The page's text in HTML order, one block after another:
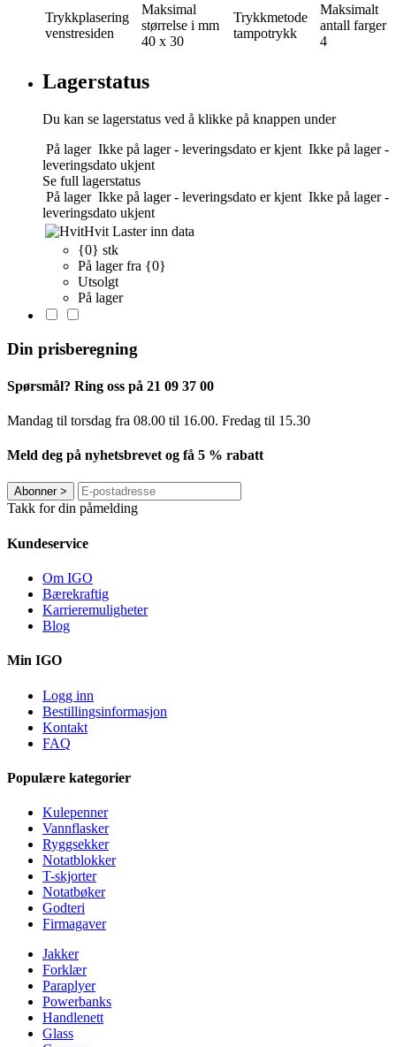
Trykkplasering
venstresiden
Maksimal
størrelse i mm
40 x 30
Trykkmetode
tampotrykk
Maksimalt
antall farger
4
Lagerstatus
Du kan se lagerstatus ved å klikke på knappen under
På lager Ikke på lager - leveringsdato er kjent Ikke på lager -
leveringsdato ukjent
Se full lagerstatus
På lager Ikke på lager - leveringsdato er kjent Ikke på lager -
leveringsdato ukjent
Hvit Laster inn data
{0} stk
På lager fra {0}
Utsolgt
På lager
Din prisberegning
Spørsmål? Ring oss på 21 09 37 00
Mandag til torsdag ​​fra 08.00 til 16.00. Fredag til 15.30
Meld deg på nyhetsbrevet og få 5 % rabatt
Abonner>
Takk for din påmelding
Kundeservice
Om IGO
Bærekraftig
Karrieremuligheter
Blog
Min IGO
Logg inn
Bestillingsinformasjon
Kontakt
FAQ
Populære kategorier
Kulepenner
Vannflasker
Ryggsekker
Notatblokker
T-skjorter
Notatbøker
Godteri
Firmagaver
Jakker
Forklær
Paraplyer
Powerbanks
Handlenett
Glass